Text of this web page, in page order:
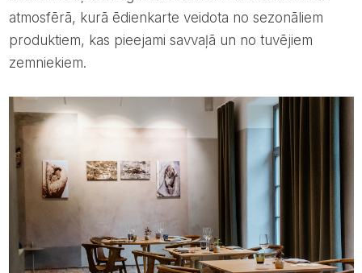
atmosfērā, kurā ēdienkarte veidota no sezonāliem
produktiem, kas pieejami savvaļā un no tuvējiem
zemniekiem.